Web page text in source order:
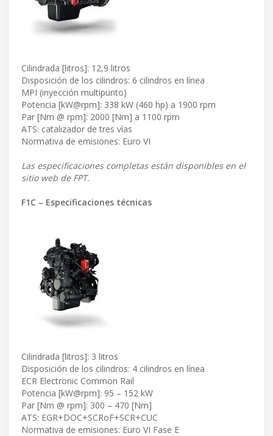
Cilindrada [litros]: 12,9 litros
Disposición de los cilindros: 6 cilindros en línea
MPI (inyección multipunto)
Potencia [kW@rpm]: 338 kW (460 hp) a 1900 rpm
Par [Nm @ rpm]: 2000 [Nm] a 1100 rpm
ATS: catalizador de tres vías
Normativa de emisiones: Euro VI
Las especificaciones completas están disponibles en el
sitio web de FPT.
F1C – Especificaciones técnicas
Cilindrada [litros]: 3 litros
Disposición de los cilindros: 4 cilindros en línea
ECR Electronic Common Rail
Potencia [kW@rpm]: 95 – 152 kW
Par [Nm @ rpm]: 300 – 470 [Nm]
ATS: EGR+DOC+SCRoF+SCR+CUC
Normativa de emisiones: Euro VI Fase E